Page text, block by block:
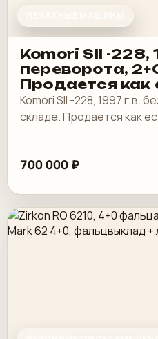
Komori SII -228,
переворота,
Продается как
Komori SII -228, 1997 г.в.
складе. Продается как
700 000 ₽